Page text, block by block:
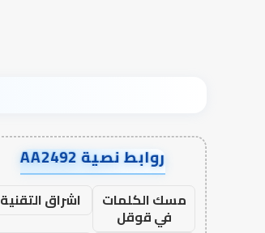
روابط نصية AA2492
مسك الكلمات
في قوقل
اشراق التقنية